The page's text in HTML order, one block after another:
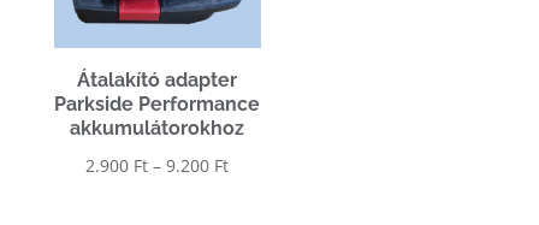
Átalakító adapter
Parkside Performance
akkumulátorokhoz
2.900 Ft – 9.200 FtÁrtartomány: